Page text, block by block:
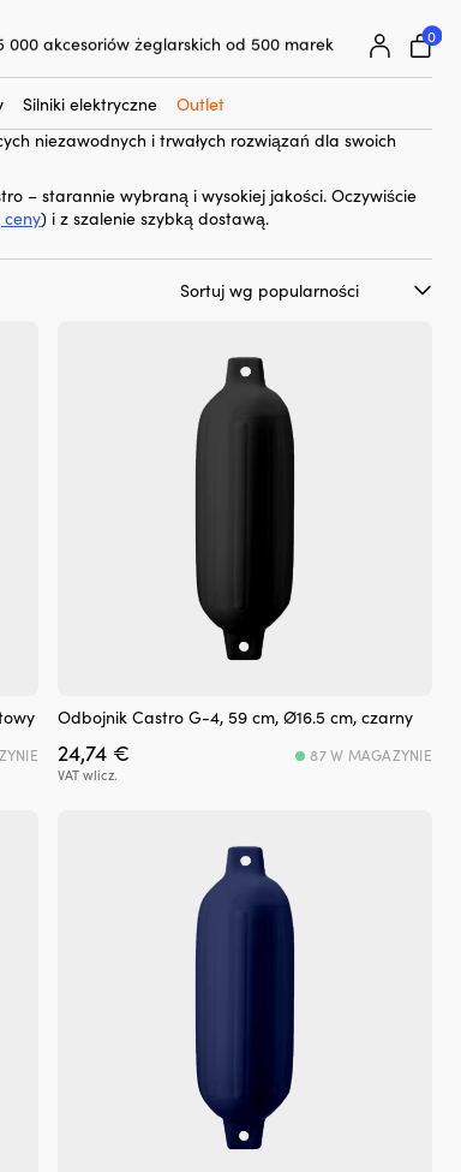
000 akcesoriów żeglarskich od 500 marek
0
Silniki elektryczne Outlet
odbijaczy cylindrycznych zaprojektowanych, aby
Odbijacze Castro G są wykonane z wyjątkowo
je wyjątkowo ochronnymi, a ponadto starzeją się
co czyni je idealnymi zarówno dla
niezawodnych i trwałych rozwiązań dla swoich
– starannie wybraną i wysokiej jakości. Oczywiście
) i z szalenie szybką dostawą.
Odbojnik Castro G-4, 59 cm, Ø16.5 cm, czarny
24,74 €
VAT wlicz.
87 W MAGAZYNIE